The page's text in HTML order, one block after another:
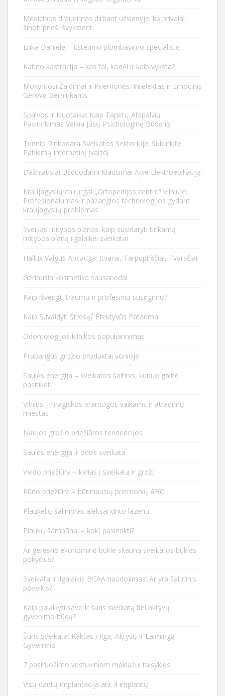
Medicinos draudimas dirbant užsienyje: ką privalai
žinoti prieš išvykstant
Erika Danielė – Estetinio plombavimo specialistė
Katino kastracija – kas tai, kodėl ir kaip vyksta?
Mokymosi Žaidimai ir Priemonės: Intelektas ir Emocinis
Gerovė Berniukams
Spalvos ir Nuotaika: Kaip Tapetų Atspalvių
Pasirinkimas Veikia Jūsų Psichologinę Būseną
Turinio Rinkodara Sveikatos Sektoriuje: Sukurkite
Patikimą Internetinį Įvaizdį
Dažniausiai Užduodami Klausimai Apie Elektroepiliaciją
Kraujagyslių chirurgai „Ortopedijos centre“ Vilniuje:
Profesionalumas ir pažangios technologijos gydant
kraujagyslių problemas
Sveikas mitybos planas: kaip susidaryti tinkamą
mitybos planą ilgalaikei sveikatai
Hallux Valgus Apsauga: Įtvarai, Tarpupirščiai, Tvarsčiai
Geriausia kosmetika sausai odai
Kaip išvengti traumų ir profesinių susirgimų?
Kaip Suvaldyti Stresą? Efektyvūs Patarimai
Odontologijos klinikos populiarinimas
Prabangūs grožio produktai vonioje
Saulės energija – sveikatos šaltinis, kuriuo galite
pasitikėti
Vilnius – magiškos pramogos vaikams ir atradimų
miestas
Naujos grožio priežiūros tendencijos
Saulės energija ir odos sveikata
Veido priežiūra – kelias į sveikatą ir grožį
Kūno priežiūra – būtiniausių priemonių ABC
Plaukelių šalinimas aleksandrito lazeriu
Plaukų šampūnai – kokį pasirinkti?
Ar geresnė ekonominė būklė skatina sveikatos būklės
pokyčius?
Sveikata ir ilgalaikis BCAA naudojimas: Ar yra šalutinis
poveikis?
Kaip palaikyti savo ir šuns sveikatą bei aktyvų
gyvenimo būdą?
Šuns Sveikata: Raktas į Ilgą, Aktyvų ir Laimingą
Gyvenimą
7 pasiruošimo vestuviniam makiažui taisyklės
Visų dantų implantacija ant 4 implantų